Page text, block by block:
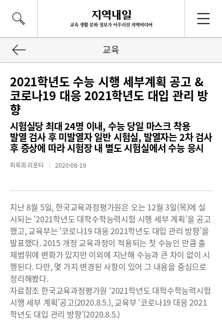
교육
2021학년도 수능 시행 세부계획 공고 &
코로나19 대응 2021학년도 대입 관리 방
향
시험실당 최대 24명 이내, 수능 당일 마스크 착용
발열 검사 후 미발열자 일반 시험실, 발열자는 2차 검사
후 증상에 따라 시험장 내 별도 시험실에서 수능 응시
피옥희 리포터 2020-08-19
지난 8월 5일, 한국교육과정평가원은 오는 12월 3일(목)에 실
시되는 ‘2021학년도 대학수학능력시험 시행 세부 계획’을 공고
했고, 교육부는 ‘코로나19 대응 2021학년도 대입 관리 방향’을
발표했다. 2015 개정 교육과정이 적용되는 첫 수능인 만큼 출
제범위에 변화가 있지만 이외에 지난해 수능과 큰 차이 없이 시
행된다. 다만, 몇 가지 변경된 사항이 있어 그 내용을 중심으로
정리해봤다.
자료참조 한국교육과정평가원 ‘2021학년도 대학수학능력시험
시행 세부 계획’공고(2020.8.5.), 교육부 ‘코로나19 대응 2021
학년도 대입 관리 방향’(2020.8.5.)